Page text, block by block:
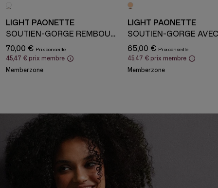
LIGHT PAONETTE
SOUTIEN-GORGE REMBOURRÉ AVEC ARMATURE
70,00 €
45,47 € prix membre
Memberzone
LIGHT PAONETTE
65,00 €
45,47 € prix membre
Memberzone